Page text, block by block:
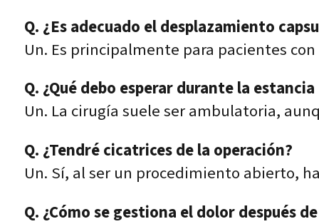
Q. ¿Es adecuado el desplazamiento
Un. Es principalmente para pacientes
Q. ¿Qué debo esperar durante la
Un. La cirugía suele ser ambulatoria,
Q. ¿Tendré cicatrices de la operación?
Un. Sí, al ser un procedimiento abierto,
Q. ¿Cómo se gestiona el dolor después